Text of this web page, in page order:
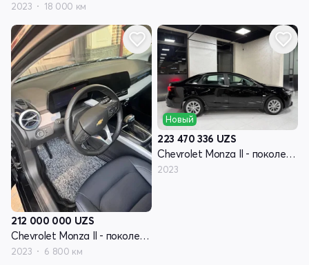
2023 18 000 км
212 000 000 UZS
Chevrolet Monza II - поколение рестайлинг
2023 6 800 км
Новый
223 470 336 UZS
Chevrolet Monza II - поколение рестайлинг
2023